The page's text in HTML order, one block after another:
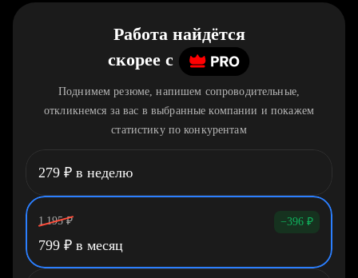
Работа найдётся
скорее c
Поднимем резюме, напишем сопроводительные,
откликнемся за вас в выбранные компании и покажем
статистику по конкурентам
279 ₽ в неделю
1 195 ₽ −396 ₽
799 ₽ в месяц